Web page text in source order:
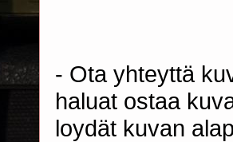
- Ota yhteyttä
haluat ostaa
loydät kuvan